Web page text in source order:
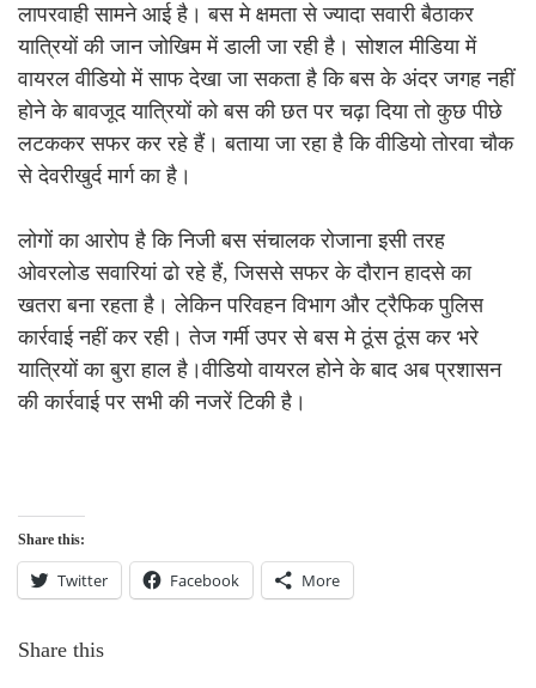
लापरवाही सामने आई है। बस मे क्षमता से ज्यादा सवारी बैठाकर
यात्रियों की जान जोखिम में डाली जा रही है। सोशल मीडिया में
वायरल वीडियो में साफ देखा जा सकता है कि बस के अंदर जगह नहीं
होने के बावजूद यात्रियों को बस की छत पर चढ़ा दिया तो कुछ पीछे
लटककर सफर कर रहे हैं। बताया जा रहा है कि वीडियो तोरवा चौक
से देवरीखुर्द मार्ग का है।
लोगों का आरोप है कि निजी बस संचालक रोजाना इसी तरह
ओवरलोड सवारियां ढो रहे हैं, जिससे सफर के दौरान हादसे का
खतरा बना रहता है। लेकिन परिवहन विभाग और ट्रैफिक पुलिस
कार्रवाई नहीं कर रही। तेज गर्मी उपर से बस मे ठूंस ठूंस कर भरे
यात्रियों का बुरा हाल है।वीडियो वायरल होने के बाद अब प्रशासन
की कार्रवाई पर सभी की नजरें टिकी है।
Share this:
Twitter Facebook More
Share this